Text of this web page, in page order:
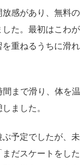
感があり、無料
した。最初はこわ
を重ねるうちに滑
間まで滑り、体を
ました。
予定でしたが、
だスケートをし